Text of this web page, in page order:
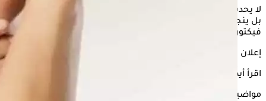
لا يحدث
بسبب ارتفاع ضغط الدم وقلة النوم والجوع فقط،
بل ينجم أحيانًا عن مشكلات تصيب الفك، حسبما ذكرت الدكتورة
فيكتوريا رادكو، أخصائية تقويم الأسنان.
إعلان
اقرأ أيضًا:
مواضيع ذات صلة